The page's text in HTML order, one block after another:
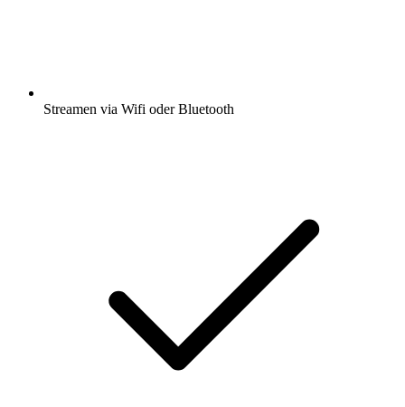
Streamen via Wifi oder Bluetooth